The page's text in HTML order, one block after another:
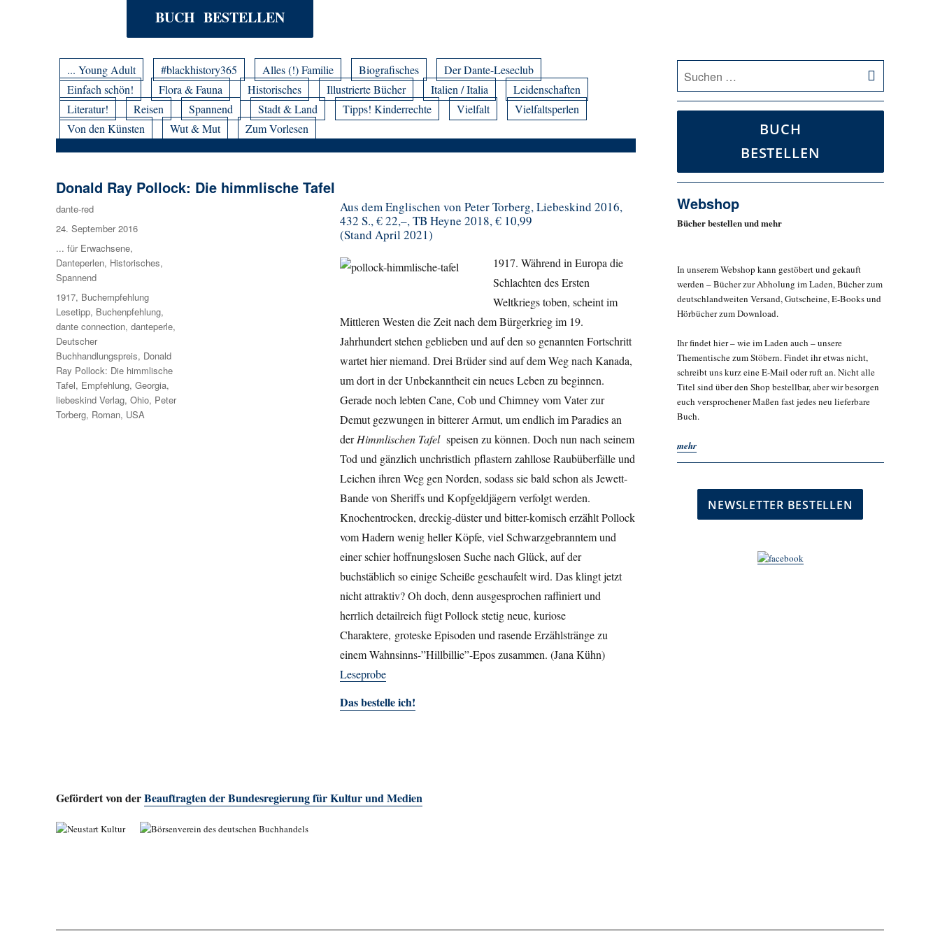
BUCH BESTELLEN
... Young Adult #blackhistory365 Alles (!) Familie Biografisches
Der Dante-Leseclub
Einfach schön!
Flora & Fauna Historisches Illustrierte Bücher Italien / Italia
Leidenschaften
Literatur!
Reisen Spannend Stadt & Land Tipps! Kinderrechte Vielfalt
Vielfaltsperlen
Von den Künsten
Wut & Mut Zum Vorlesen
Donald Ray Pollock: Die himmlische Tafel
Aus dem Englischen von Peter Torberg, Liebeskind 2016,
432 S., € 22,–, TB Heyne 2018, € 10,99
(Stand April 2021)
1917. Während in Europa die
Schlachten des Ersten
Weltkriegs toben, scheint im
Mittleren Westen die Zeit nach dem Bürgerkrieg im 19.
Jahrhundert stehen geblieben und auf den so genannten Fortschritt
wartet hier niemand. Drei Brüder sind auf dem Weg nach Kanada,
um dort in der Unbekanntheit ein neues Leben zu beginnen.
Gerade noch lebten Cane, Cob und Chimney vom Vater zur
Demut gezwungen in bitterer Armut, um endlich im Paradies an
derHimmlischen Tafelspeisen zu können. Doch nun nach seinem
Tod und gänzlich unchristlich pflastern zahllose Raubüberfälle und
Leichen ihren Weg gen Norden, sodass sie bald schon als Jewett-
Bande von Sheriffs und Kopfgeldjägern verfolgt werden.
Knochentrocken, dreckig-düster und bitter-komisch erzählt Pollock
vom Hadern wenig heller Köpfe, viel Schwarzgebranntem und
einer schier hoffnungslosen Suche nach Glück, auf der
buchstäblich so einige Scheiße geschaufelt wird. Das klingt jetzt
nicht attraktiv? Oh doch, denn ausgesprochen raffiniert und
herrlich detailreich fügt Pollock stetig neue, kuriose
Charaktere, groteske Episoden und rasende Erzählstränge zu
einem Wahnsinns-”Hillbillie”-Epos zusammen. (Jana Kühn)
Leseprobe
Das bestelle ich!
Autor
dante-red
Veröffentlicht
am
24. September 2016
Kategorien
... für Erwachsene,
Danteperlen, Historisches,
Spannend
Schlagwörter
1917, Buchempfehlung
Lesetipp, Buchenpfehlung,
dante connection,danteperle,
Deutscher
Buchhandlungspreis, Donald
Ray Pollock: Die himmlische
Tafel, Empfehlung,Georgia,
liebeskind Verlag,Ohio, Peter
Torberg, Roman, USA
Gefördert von derBeauftragten der Bundesregierung für Kultur und Medien
nach:
BUCH
BESTELLEN
Webshop
Bücher bestellen und mehr
In unserem Webshop kann gestöbert und gekauft
werden – Bücher zur Abholung im Laden, Bücher zum
deutschlandweiten Versand, Gutscheine, E-Books und
Hörbücher zum Download.
Ihr findet hier – wie im Laden auch – unsere
Thementische zum Stöbern. Findet ihr etwas nicht,
schreibt uns kurz eine E-Mail oder ruft an. Nicht alle
Titel sind über den Shop bestellbar, aber wir besorgen
euch versprochener Maßen fast jedes neu lieferbare
Buch.
mehr